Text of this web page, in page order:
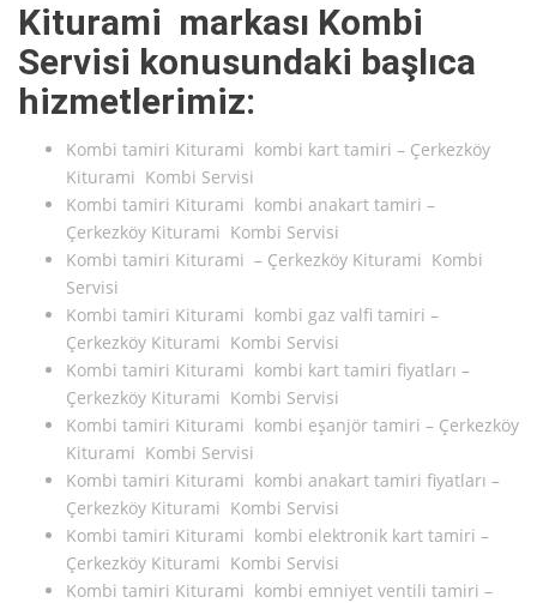
Kiturami markası Kombi
Servisi konusundaki başlıca
hizmetlerimiz:
Kombi tamiri Kiturami kombi kart tamiri – Çerkezköy
Kiturami Kombi Servisi
Kombi tamiri Kiturami kombi anakart tamiri –
Çerkezköy Kiturami Kombi Servisi
Kombi tamiri Kiturami – Çerkezköy Kiturami Kombi
Servisi
Kombi tamiri Kiturami kombi gaz valfi tamiri –
Çerkezköy Kiturami Kombi Servisi
Kombi tamiri Kiturami kombi kart tamiri fiyatları –
Çerkezköy Kiturami Kombi Servisi
Kombi tamiri Kiturami kombi eşanjör tamiri – Çerkezköy
Kiturami Kombi Servisi
Kombi tamiri Kiturami kombi anakart tamiri fiyatları –
Çerkezköy Kiturami Kombi Servisi
Kombi tamiri Kiturami kombi elektronik kart tamiri –
Çerkezköy Kiturami Kombi Servisi
Kombi tamiri Kiturami kombi emniyet ventili tamiri –